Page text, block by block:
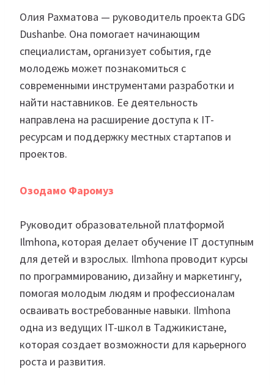
Олия Рахматова — руководитель проекта GDG
Dushanbe. Она помогает начинающим
специалистам, организует события, где
молодежь может познакомиться с
современными инструментами разработки и
найти наставников. Ее деятельность
направлена на расширение доступа к IT-
ресурсам и поддержку местных стартапов и
проектов.
Озодамо Фаромуз
Руководит образовательной платформой
Ilmhona, которая делает обучение IT доступным
для детей и взрослых. Ilmhona проводит курсы
по программированию, дизайну и маркетингу,
помогая молодым людям и профессионалам
осваивать востребованные навыки. Ilmhona
одна из ведущих IT-школ в Таджикистане,
которая создает возможности для карьерного
роста и развития.